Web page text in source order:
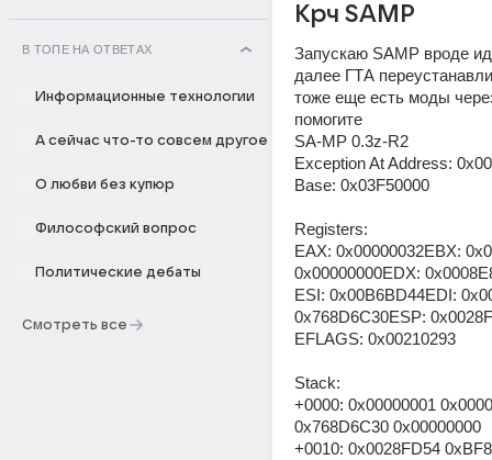
В ТОПЕ НА ОТВЕТАХ
Информационные технологии
А сейчас что-то совсем другое
О любви без купюр
Философский вопрос
Политические дебаты
Смотреть все
Крч SAMP
Запускаю SAMP вроде
далее ГТА
тоже еще есть моды
помогите
SA-MP 0.3z-R2
Exception At Address:
Base: 0x03F50000
Registers:
EAX: 0x00000032EBX:
0x00000000EDX:
ESI: 0x00B6BD44EDI:
0x768D6C30ESP:
EFLAGS: 0x00210293
Stack:
+0000: 0x00000001
0x768D6C30 0x00000000
+0010: 0x0028FD54